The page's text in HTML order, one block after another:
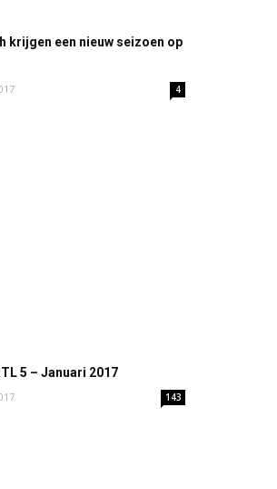
krijgen een nieuw seizoen op
4
5 – Januari 2017
143